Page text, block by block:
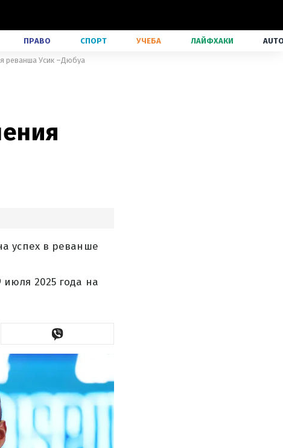
ПРАВО СПОРТ УЧЕБА ЛАЙФХАКИ
реванша Усик –Дюбуа
успех в реванше
2025 года на